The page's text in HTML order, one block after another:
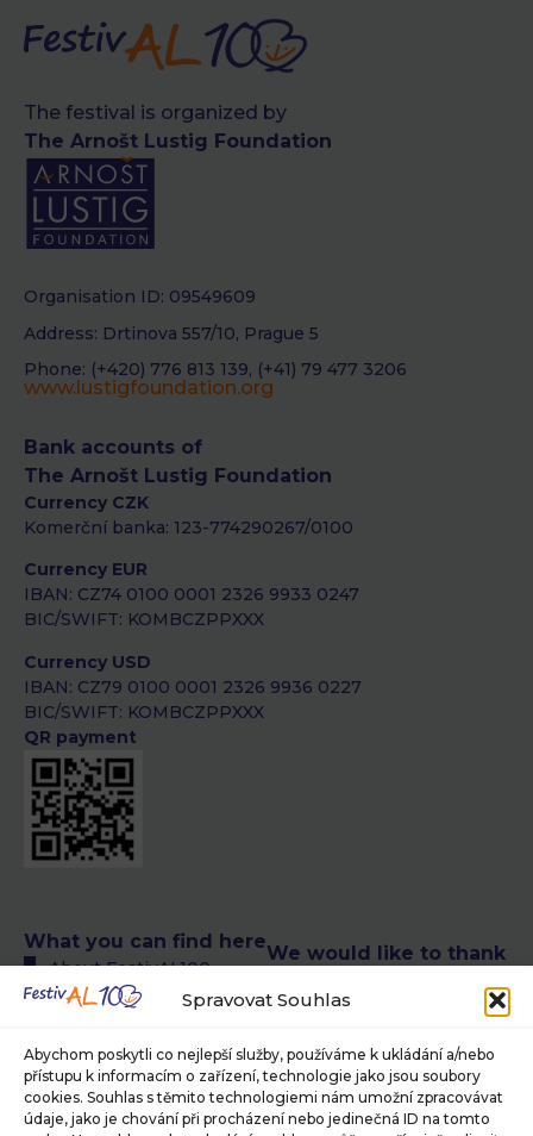
Spravovat Souhlas
Abychom poskytli co nejlepší služby, používáme k ukládání a/nebo
přístupu k informacím o zařízení, technologie jako jsou soubory
cookies. Souhlas s těmito technologiemi nám umožní zpracovávat
údaje, jako je chování při procházení nebo jedinečná ID na tomto
The festival is organized by
The Arnošt Lustig Foundation
Organisation ID: 09549609
Address: Drtinova 557/10, Prague 5
Phone: (+420) 776 813 139, (+41) 79 477 3206
www.lustigfoundation.org
Bank accounts of
The Arnošt Lustig Foundation
Currency CZK
Komerční banka: 123-774290267/0100
Currency EUR
IBAN: CZ74 0100 0001 2326 9933 0247
BIC/SWIFT: KOMBCZPPXXX
Currency USD
IBAN: CZ79 0100 0001 2326 9936 0227
BIC/SWIFT: KOMBCZPPXXX
QR payment
What you can find here
About FestivAL100
All FestivAL100 events
FestivAL100 events
calendar in CR
FestivAL100 events
We would like to thank
of photographs
Museum of Photography
and Modern Visual Media in
Jindřichův Hradec, ©